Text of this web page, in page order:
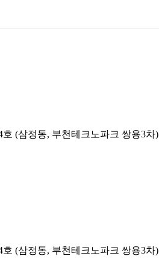
(삼정동, 부천테크노파크 쌍용3차)
(삼정동, 부천테크노파크 쌍용3차)